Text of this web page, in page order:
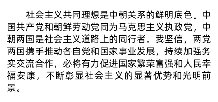
社会主义共同理想是中朝关系的鲜明底色。中
国共产党和朝鲜劳动党同为马克思主义执政党，中
朝两国是社会主义道路上的同行者。我坚信，两党
两国携手推动各自党和国家事业发展，持续加强务
实交流合作，必将有力促进国家繁荣富强和人民幸
福安康，不断彰显社会主义的显著优势和光明前
景。